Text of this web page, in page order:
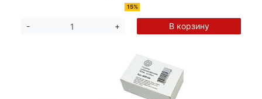
15%
- + В корзину